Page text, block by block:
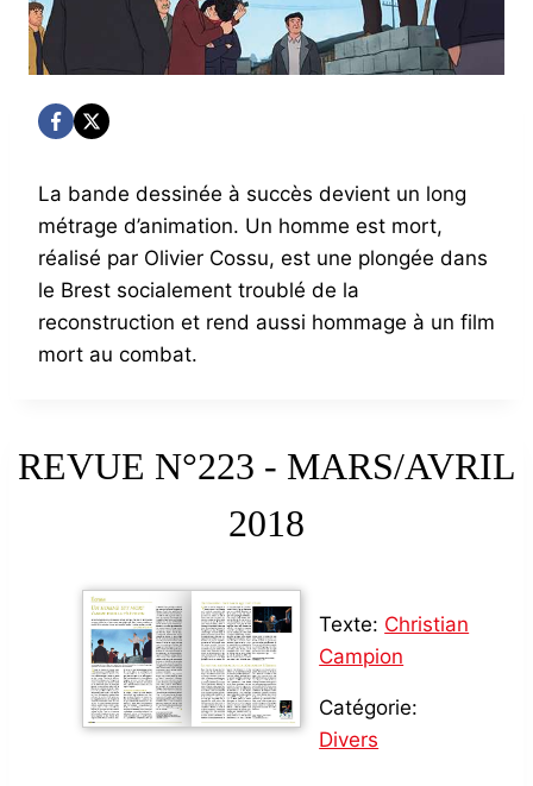
La bande dessinée à succès devient un long
métrage d’animation. Un homme est mort,
réalisé par Olivier Cossu, est une plongée dans
le Brest socialement troublé de la
reconstruction et rend aussi hommage à un film
mort au combat.
REVUE N°223 - MARS/AVRIL
2018
Texte: Christian
Campion
Catégorie:
Divers